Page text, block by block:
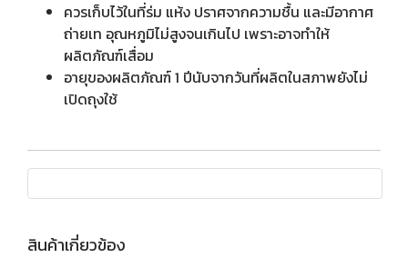
ควรเก็บไว้ในที่ร่ม แห้ง ปราศจากความชื้น และมีอากาศ
ถ่ายเท อุณหภูมิไม่สูงจนเกินไป เพราะอาจทำให้
ผลิตภัณฑ์เสื่อม
อายุของผลิตภัณฑ์ 1 ปีนับจากวันที่ผลิตในสภาพยังไม่
เปิดถุงใช้
สินค้าเกี่ยวข้อง